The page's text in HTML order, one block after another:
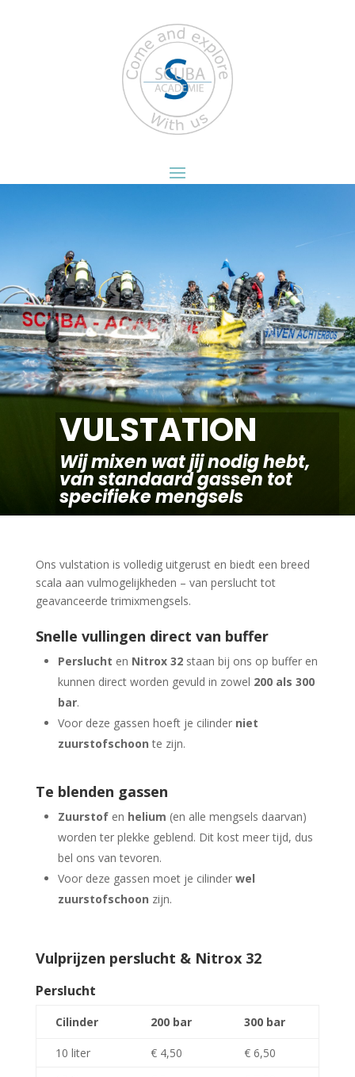
VULSTATION
Wij mixen wat jij nodig hebt,
van standaard gassen tot
specifieke mengsels
Ons vulstation is volledig uitgerust en biedt een breed
scala aan vulmogelijkheden – van perslucht tot
geavanceerde trimixmengsels.
Snelle vullingen direct van buffer
Perslucht en Nitrox 32staan bij ons op buffer en
kunnen direct worden gevuld in zowel 200 als 300
bar.
Voor deze gassen hoeft je cilinder niet
zuurstofschoon te zijn.
Te blenden gassen
Zuurstofen helium (en alle mengsels daarvan)
worden ter plekke geblend. Dit kost meer tijd, dus
bel ons van tevoren.
Voor deze gassen moet je cilinder wel
zuurstofschoon zijn.
Vulprijzen perslucht & Nitrox 32
Perslucht
Cilinder 200 bar 300 bar
10 liter € 4,50
€ 6,50